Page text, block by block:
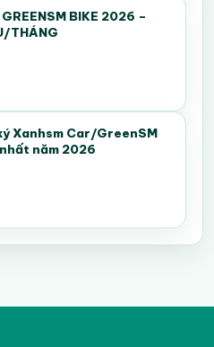
BIKE 2026 –
THÁNG
Xanhsm Car/GreenSM
năm 2026